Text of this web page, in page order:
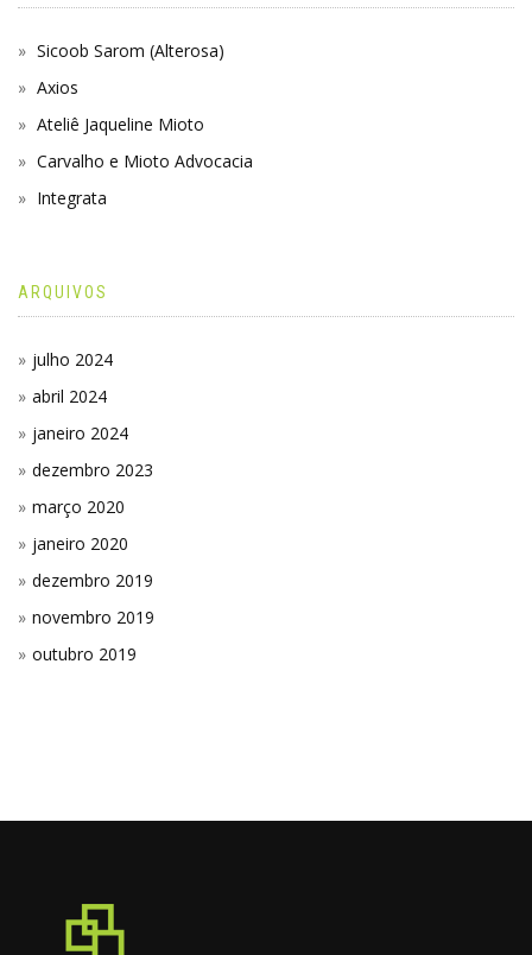
Sicoob Sarom (Alterosa)
Axios
Ateliê Jaqueline Mioto
Carvalho e Mioto Advocacia
Integrata
ARQUIVOS
julho 2024
abril 2024
janeiro 2024
dezembro 2023
março 2020
janeiro 2020
dezembro 2019
novembro 2019
outubro 2019